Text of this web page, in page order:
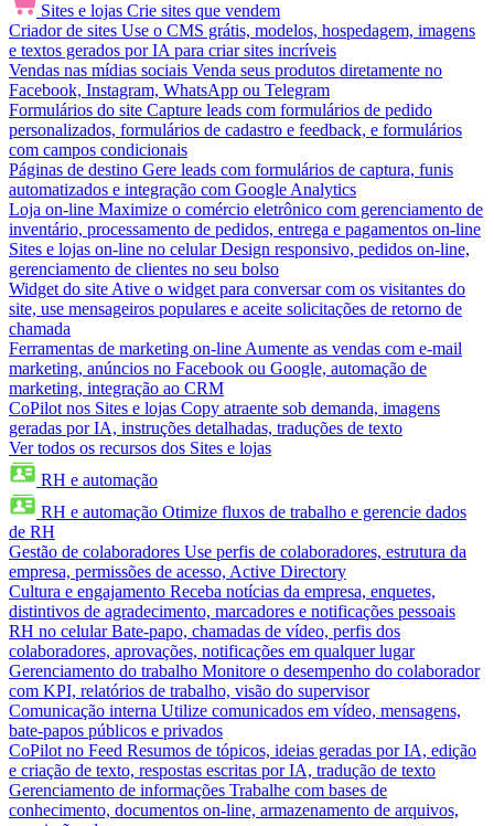
Sites e lojas Crie sites que vendem
Criador de sites Use o CMS grátis, modelos, hospedagem, imagens
e textos gerados por IA para criar sites incríveis
Vendas nas mídias sociais Venda seus produtos diretamente no
Facebook, Instagram, WhatsApp ou Telegram
Formulários do site Capture leads com formulários de pedido
personalizados, formulários de cadastro e feedback, e formulários
com campos condicionais
Páginas de destino Gere leads com formulários de captura, funis
automatizados e integração com Google Analytics
Loja on-line Maximize o comércio eletrônico com gerenciamento de
inventário, processamento de pedidos, entrega e pagamentos on-line
Sites e lojas on-line no celular Design responsivo, pedidos on-line,
gerenciamento de clientes no seu bolso
Widget do site Ative o widget para conversar com os visitantes do
site, use mensageiros populares e aceite solicitações de retorno de
chamada
Ferramentas de marketing on-line Aumente as vendas com e-mail
marketing, anúncios no Facebook ou Google, automação de
marketing, integração ao CRM
CoPilot nos Sites e lojas Copy atraente sob demanda, imagens
geradas por IA, instruções detalhadas, traduções de texto
Ver todos os recursos dos Sites e lojas
RH e automação
RH e automação Otimize fluxos de trabalho e gerencie dados
de RH
Gestão de colaboradores Use perfis de colaboradores, estrutura da
empresa, permissões de acesso, Active Directory
Cultura e engajamento Receba notícias da empresa, enquetes,
distintivos de agradecimento, marcadores e notificações pessoais
RH no celular Bate-papo, chamadas de vídeo, perfis dos
colaboradores, aprovações, notificações em qualquer lugar
Gerenciamento do trabalho Monitore o desempenho do colaborador
com KPI, relatórios de trabalho, visão do supervisor
Comunicação interna Utilize comunicados em vídeo, mensagens,
bate-papos públicos e privados
CoPilot no Feed Resumos de tópicos, ideias geradas por IA, edição
e criação de texto, respostas escritas por IA, tradução de texto
Gerenciamento de informações Trabalhe com bases de
conhecimento, documentos on-line, armazenamento de arquivos,